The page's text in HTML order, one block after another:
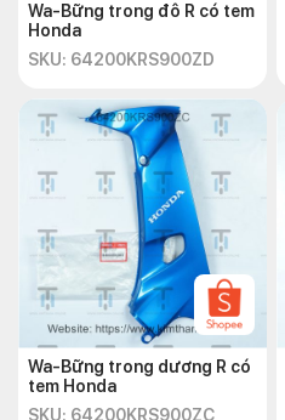
Wa-Bững trong đô R có tem
Honda
SKU: 64200KRS900ZD
Wa-Bững trong dương R có
tem Honda
SKU: 64200KRS900ZC